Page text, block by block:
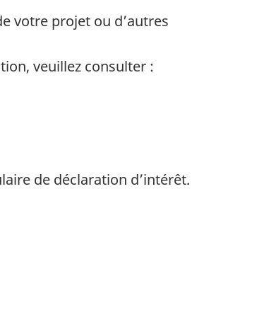
votre projet ou d’autres
veuillez consulter :
de déclaration d’intérêt.